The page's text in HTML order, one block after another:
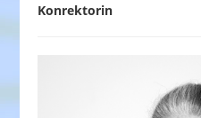
Konrektorin